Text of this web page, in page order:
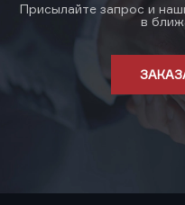
Присылайте запрос и
в